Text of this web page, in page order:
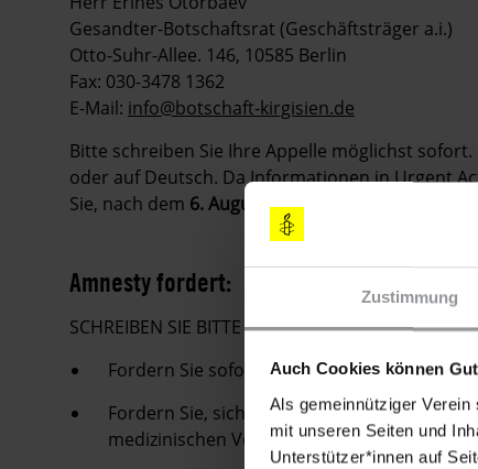
Zustimmung
Auch Cookies können
Als gemeinnütziger
mit unseren Seiten und
Unterstützer*innen auf
Gesandter-Botschaftsrat (Geschäftsträger a.i.)
Otto-Suhr-Allee. 146, 10585 Berlin
Fax: 030-3478 1362
E-Mail: info@botschaft-kirgisien.de
Bitte schreiben Sie Ihre Appelle möglichst
oder auf Deutsch. Da Informationen in Urgent
Sie, nach dem 6. August 2010
Amnesty fordert:
SCHREIBEN SIE BITTE E-MAILS, FAXE ODER
Fordern Sie sofortige und bedingungslose
Fordern Sie, sicherzustellen, dass
medizinischen Versorgung erhält.